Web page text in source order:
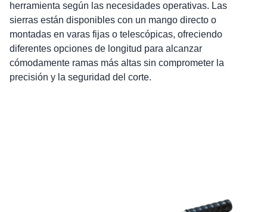
herramienta según las necesidades operativas. Las
sierras están disponibles con un mango directo o
montadas en varas fijas o telescópicas, ofreciendo
diferentes opciones de longitud para alcanzar
cómodamente ramas más altas sin comprometer la
precisión y la seguridad del corte.